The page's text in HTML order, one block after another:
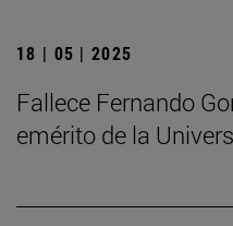
18 | 05 | 2025
Fallece Fernando
emérito de la